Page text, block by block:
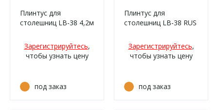
Плинтус для
столешниц LB-38 4,2м
чёрный (811м/459)
Зарегистрируйтесь,
чтобы узнать цену
под заказ
Плинтус для
столешниц LB-38 RUS
Монрепо
(0633м/59RUS)
Зарегистрируйтесь,
чтобы узнать цену
под заказ